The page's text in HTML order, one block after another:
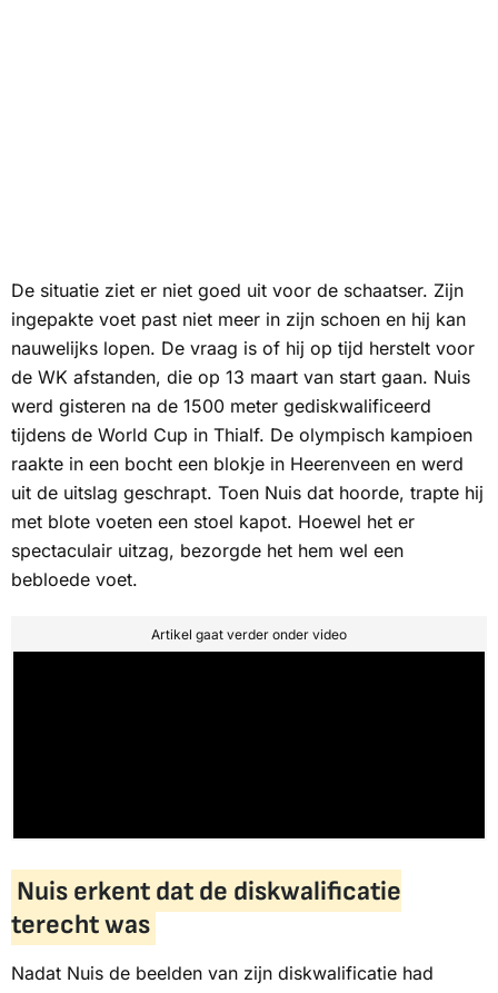
De situatie ziet er niet goed uit voor de schaatser. Zijn
ingepakte voet past niet meer in zijn schoen en hij kan
nauwelijks lopen. De vraag is of hij op tijd herstelt voor
de WK afstanden, die op 13 maart van start gaan. Nuis
werd gisteren na de 1500 meter gediskwalificeerd
tijdens de World Cup in Thialf. De olympisch kampioen
raakte in een bocht een blokje in Heerenveen en werd
uit de uitslag geschrapt. Toen Nuis dat hoorde, trapte hij
met blote voeten een stoel kapot. Hoewel het er
spectaculair uitzag, bezorgde het hem wel een
bebloede voet.
Artikel gaat verder onder video
Nuis erkent dat de diskwalificatie
terecht was
Nadat Nuis de beelden van zijn diskwalificatie had